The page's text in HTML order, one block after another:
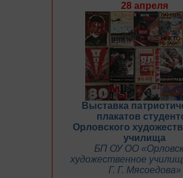
28 апреля
Выставка
плакатов
Орловского
училища
БП ОУ ОО
художественное
Г. Г. Мясоедова»